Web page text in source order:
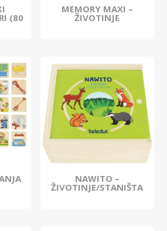
(80
MEMORY MAXI –
ŽIVOTINJE
NAWITO –
ŽIVOTINJE/STANIŠTA